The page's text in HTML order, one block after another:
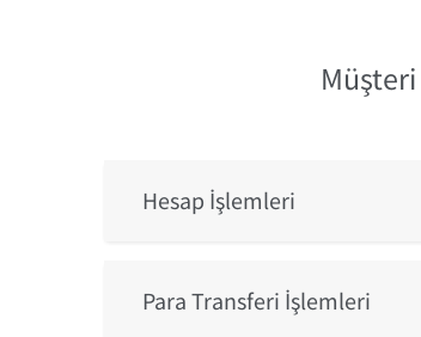
Hesap İşlemleri
Para Transferi İşlemleri